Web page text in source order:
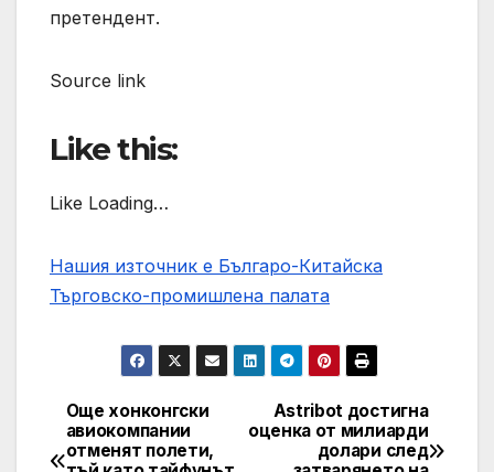
претендент.
Source link
Like this:
Like Loading…
Нашия източник е Българо-Китайска
Търговско-промишлена палaта
Post
Astribot достигна
оценка от милиарди
долари след
Още хонконгски
авиокомпании
отменят полети,